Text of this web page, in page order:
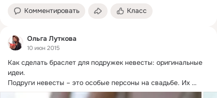
Комментировать Класс
Ольга Луткова
10 июн 2015
Как сделать браслет для подружек невесты: оригинальные
идеи.
Подруги невесты – это особые персоны на свадьбе. Их
образ и внешний вид...